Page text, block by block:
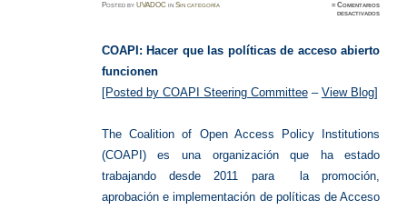
PostedbyUVADOC inSin categoría ≈Comentarios
desactivadosen
COAPI: Hacer que las políticas de acceso abierto
funcionen
[Posted by COAPI Steering Committee– View Blog]
The Coalition of Open Access Policy Institutions
(COAPI) es una organización que ha estado
trabajando desde 2011 para la promoción,
aprobación e implementación de políticas de Acceso